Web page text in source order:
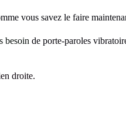
vous savez le faire
besoin de porte-paroles
droite.